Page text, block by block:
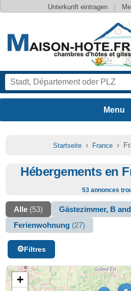
Unterkunft eintragen |
Startseite› France›
Hébergements en
53 annonces
Alle (53) Gästezimmer, B
Ferienwohnung (27)
Filtres
+